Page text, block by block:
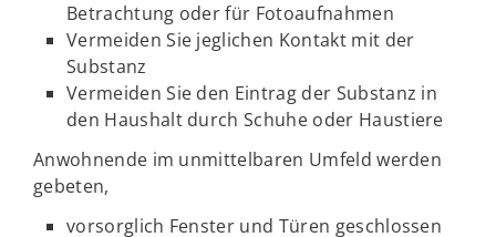
Betrachtung oder für Fotoaufnahmen
Vermeiden Sie jeglichen Kontakt mit der
Substanz
Vermeiden Sie den Eintrag der Substanz in
den Haushalt durch Schuhe oder Haustiere
Anwohnende im unmittelbaren Umfeld werden
gebeten,
vorsorglich Fenster und Türen geschlossen